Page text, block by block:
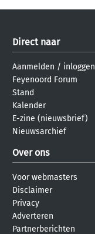
Direct naar
Aanmelden / inloggen
Feyenoord Forum
Stand
Kalender
E-zine (nieuwsbrief)
Nieuwsarchief
Over ons
Voor webmasters
Disclaimer
Privacy
Adverteren
Partnerberichten